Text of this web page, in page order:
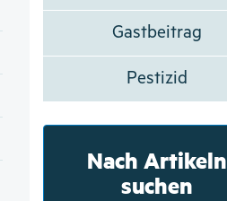
Gastbeitrag
Pestizid
Nach Artikeln
suchen